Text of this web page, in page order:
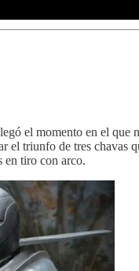
el momento en el
el triunfo de tres chavas
en tiro con arco.